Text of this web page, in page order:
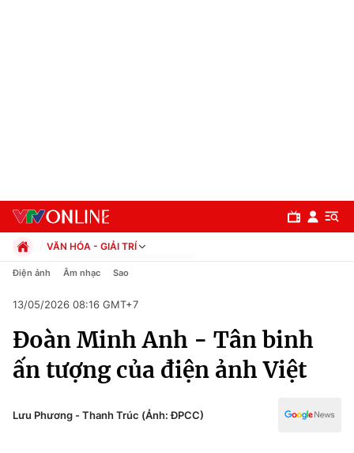
Chuyên mục
Chính trị
VĂN HÓA - GIẢI TRÍ
Chính trị
Pháp luật
Kinh tế
Thể thao
Truyền hình
Y tế
Điện ảnh Âm nhạc Sao
13/05/2026 08:16 GMT+7
Đoàn Minh Anh - Tân binh
ấn tượng của điện ảnh Việt
Lưu Phương - Thanh Trúc (Ảnh: ĐPCC)